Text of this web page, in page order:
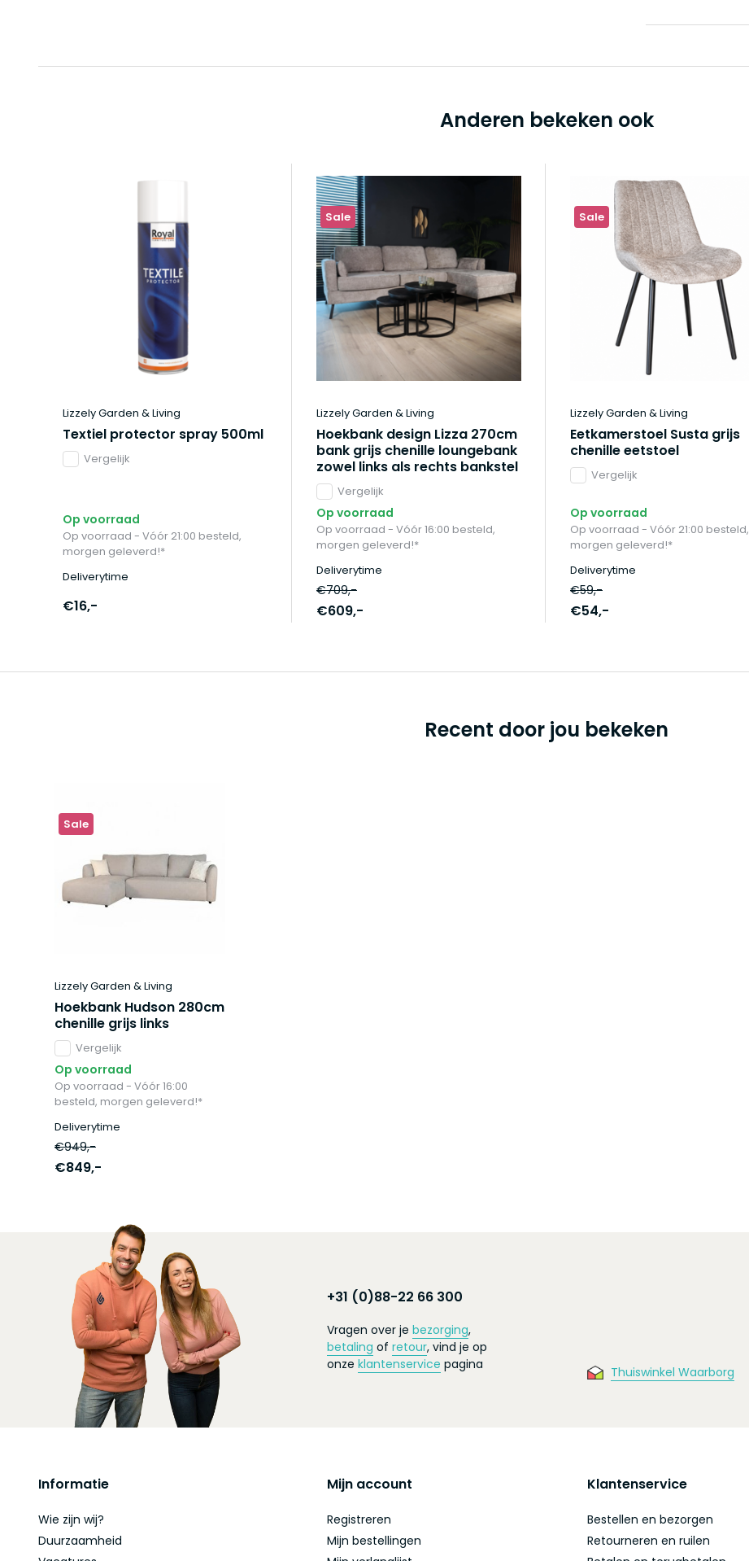
Anderen bekeken ook
Lizzely Garden & Living
Textiel protector spray 500ml
Vergelijk
Op voorraad
Op voorraad - Vóór 21:00 besteld,
morgen geleverd!*
Deliverytime
€16,-
Sale
Lizzely Garden & Living
Hoekbank design Lizza 270cm
bank grijs chenille loungebank
zowel links als rechts bankstel
Vergelijk
Op voorraad
Op voorraad - Vóór 16:00 besteld,
morgen geleverd!*
Deliverytime
€709,-
€609,-
Sale
Lizzely Garden & Living
Eetkamerstoel Susta grijs
chenille eetstoel
Vergelijk
Op voorraad
Op voorraad - Vóór 21:00 besteld,
morgen geleverd!*
Deliverytime
€59,-
€54,-
Recent door jou bekeken
Sale
Lizzely Garden & Living
Hoekbank Hudson 280cm
chenille grijs links
Vergelijk
Op voorraad
Op voorraad - Vóór 16:00
besteld, morgen geleverd!*
Deliverytime
€949,-
€849,-
+31 (0)88-22 66 300
Vragen over je bezorging,
betaling of retour, vind je op
onze klantenservice pagina Thuiswinkel Waarborg
Informatie
Wie zijn wij?
Duurzaamheid
Mijn account
Registreren
Mijn bestellingen
Klantenservice
Bestellen en bezorgen
Retourneren en ruilen